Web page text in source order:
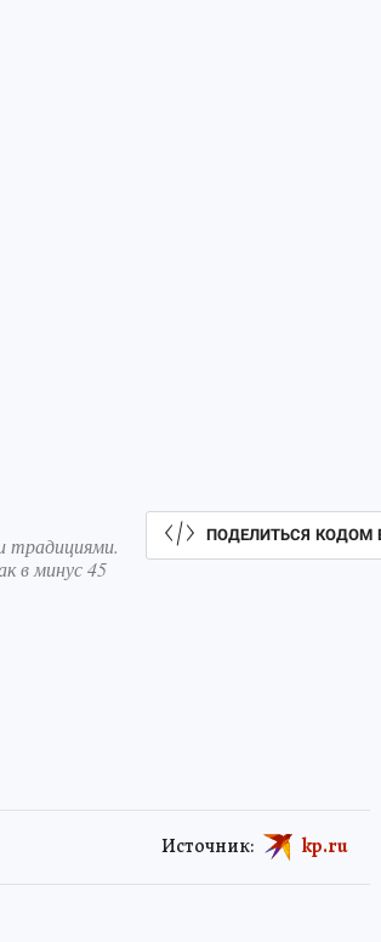
традициями.
в минус 45
ПОДЕЛИТЬСЯ КОДОМ
Источник: kp.ru